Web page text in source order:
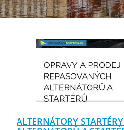
ALTERNÁTORY